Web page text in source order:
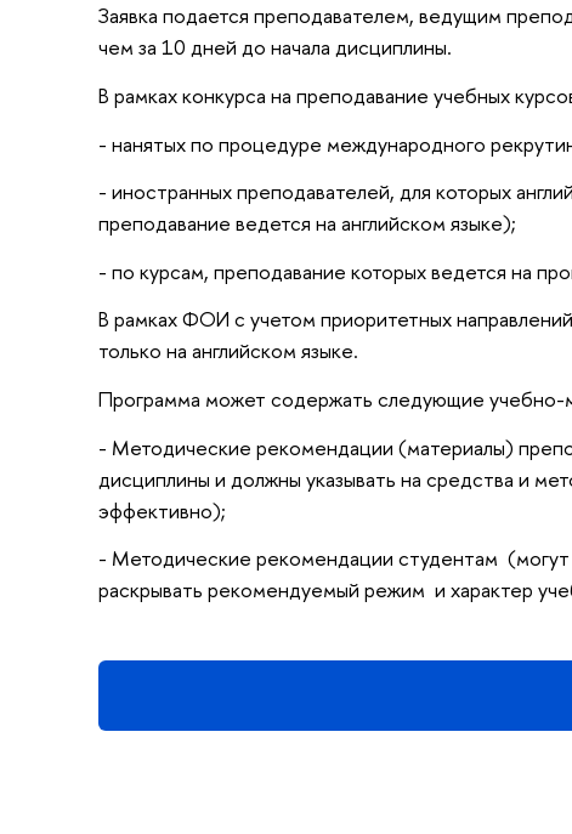
Заявка подается преподавателем, ведущим
чем за 10 дней до начала дисциплины.
В рамках конкурса на преподавание учебных
- нанятых по процедуре международного
- иностранных преподавателей, для которых
преподавание ведется на английском языке);
- по курсам, преподавание которых ведется на
В рамках ФОИ с учетом приоритетных
только на английском языке.
Программа может содержать следующие учебно-
- Методические рекомендации (материалы)
дисциплины и должны указывать на средства и
эффективно);
- Методические рекомендации студентам
раскрывать рекомендуемый режим и характер